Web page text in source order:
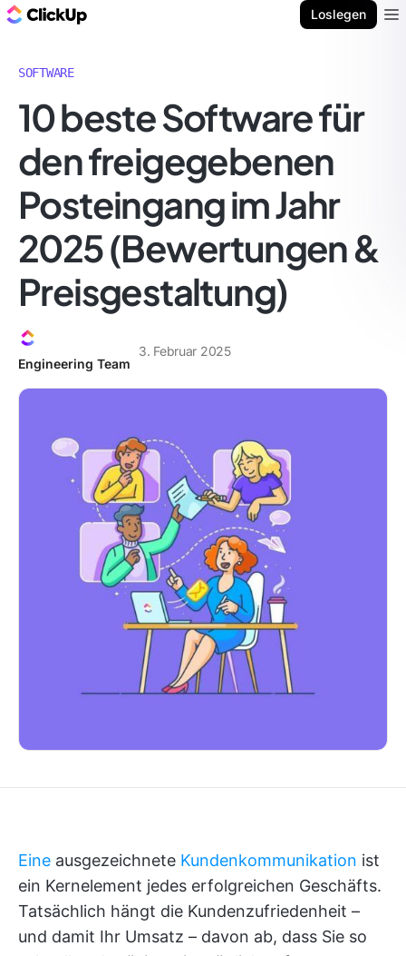
Loslegen
SOFTWARE
10 beste Software für
den freigegebenen
Posteingang im Jahr
2025 (Bewertungen &
Preisgestaltung)
Engineering Team
3. Februar 2025
Eine ausgezeichnete Kundenkommunikation ist
ein Kernelement jedes erfolgreichen Geschäfts.
Tatsächlich hängt die Kundenzufriedenheit –
und damit Ihr Umsatz – davon ab, dass Sie so